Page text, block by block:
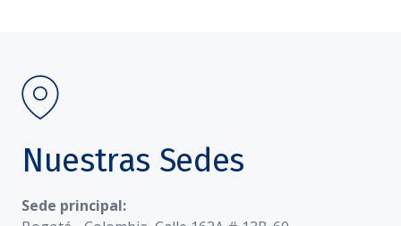
Nuestras Sedes
Sede principal: